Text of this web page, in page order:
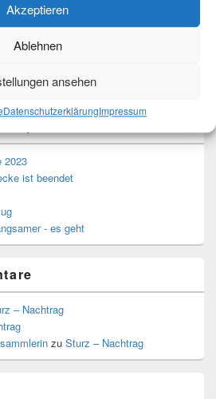
Akzeptieren
Ablehnen
ansehen
DatenschutzerklärungImpressum
2023
ist beendet
- es geht
– Nachtrag
zu Sturz – Nachtrag